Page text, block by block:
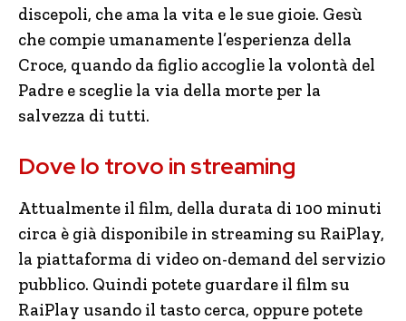
discepoli, che ama la vita e le sue gioie. Gesù
che compie umanamente l’esperienza della
Croce, quando da figlio accoglie la volontà del
Padre e sceglie la via della morte per la
salvezza di tutti.
Dove lo trovo in streaming
Attualmente il film, della durata di 100 minuti
circa è già disponibile in streaming su RaiPlay,
la piattaforma di video on-demand del servizio
pubblico. Quindi potete guardare il film su
RaiPlay usando il tasto cerca, oppure potete